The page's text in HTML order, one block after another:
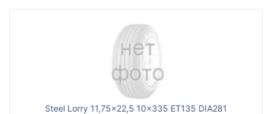
Steel Lorry 11,75x22,5 10x335 ET135 DIA281